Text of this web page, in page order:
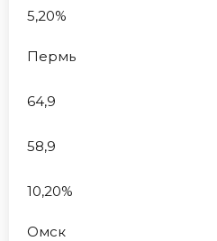
5,20%
Пермь
64,9
58,9
10,20%
Омск